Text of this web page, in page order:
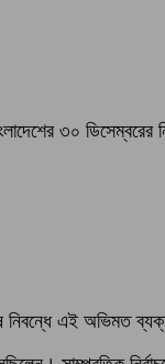
৩০
নিবন্ধে এই অভিমত